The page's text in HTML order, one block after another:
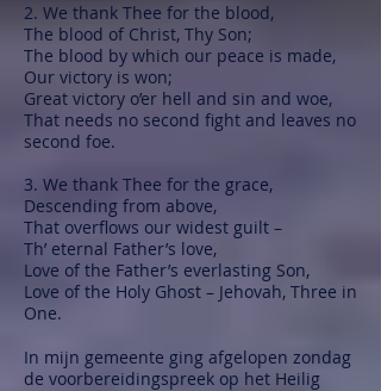
2. We thank Thee for the blood,
The blood of Christ, Thy Son;
The blood by which our peace is made,
Our victory is won;
Great victory o’er hell and sin and woe,
That needs no second fight and leaves no
second foe.
3. We thank Thee for the grace,
Descending from above,
That overflows our widest guilt –
Th’ eternal Father’s love,
Love of the Father’s everlasting Son,
Love of the Holy Ghost – Jehovah, Three in
One.
In mijn gemeente ging afgelopen zondag
de voorbereidingspreek op het Heilig